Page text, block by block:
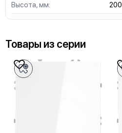
Высота, мм: 200
Товары из серии